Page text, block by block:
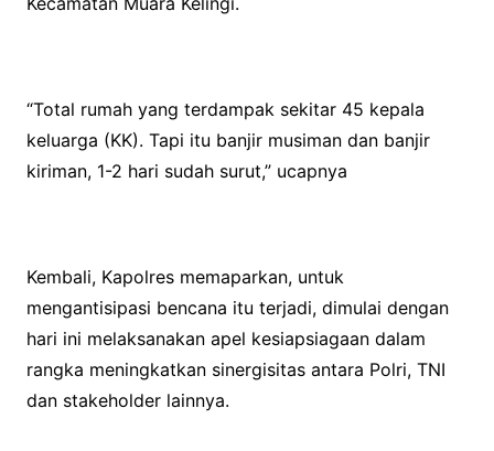
“Total rumah yang terdampak sekitar 45 kepala
keluarga (KK). Tapi itu banjir musiman dan banjir
kiriman, 1-2 hari sudah surut,” ucapnya
Kembali, Kapolres memaparkan, untuk
mengantisipasi bencana itu terjadi, dimulai dengan
hari ini melaksanakan apel kesiapsiagaan dalam
rangka meningkatkan sinergisitas antara Polri, TNI
dan stakeholder lainnya.